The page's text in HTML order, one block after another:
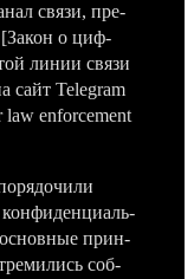
свя­зи, пре­
[Закон о циф­
линии свя­зи
сайт Telegram
law enforcement
прин­
соб­